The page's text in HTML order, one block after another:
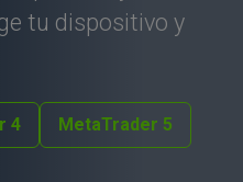
tu dispositivo y
4 MetaTrader 5